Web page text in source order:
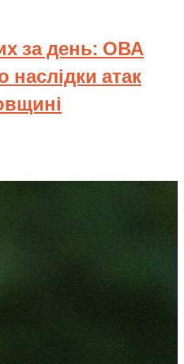
за день: ОВА
атак